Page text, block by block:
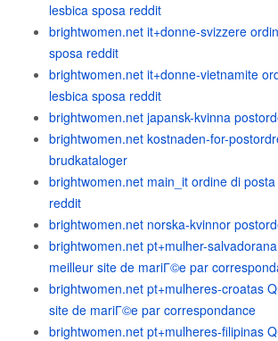
lesbica sposa reddit
brightwomen.net it+donne-svizzere
sposa reddit
brightwomen.net it+donne-vietnamite
lesbica sposa reddit
brightwomen.net japansk-kvinna
brightwomen.net kostnaden-for-
brudkataloger
brightwomen.net main_it ordine di
reddit
brightwomen.net norska-kvinnor
brightwomen.net pt+mulher-
meilleur site de mariГ©e par
brightwomen.net pt+mulheres-croatas
site de mariГ©e par correspondance
brightwomen.net pt+mulheres-filipinas